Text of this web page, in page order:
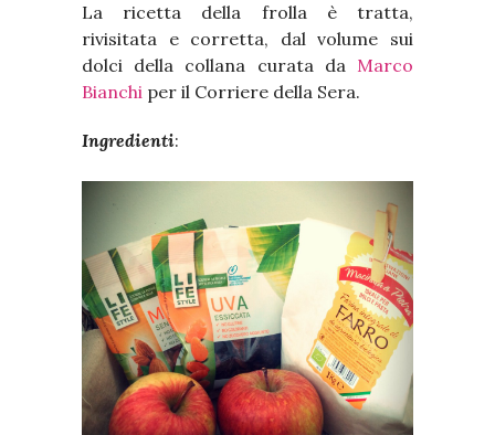
La ricetta della frolla è tratta,
rivisitata e corretta, dal volume sui
dolci della collana curata da Marco
Bianchi per il Corriere della Sera.
Ingredienti: